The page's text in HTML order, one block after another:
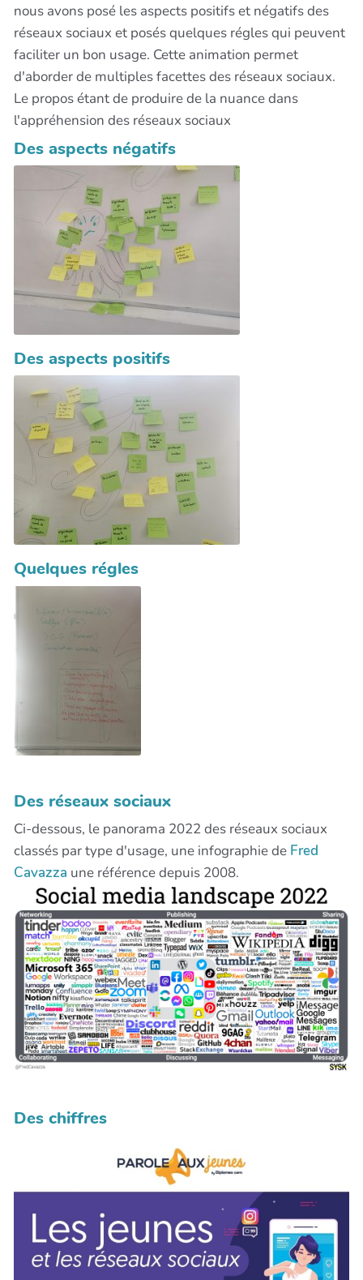
nous avons posé les aspects positifs et négatifs des
réseaux sociaux et posés quelques régles qui peuvent
faciliter un bon usage. Cette animation permet
d'aborder de multiples facettes des réseaux sociaux.
Le propos étant de produire de la nuance dans
l'appréhension des réseaux sociaux
Des aspects négatifs
Des aspects positifs
Quelques régles
Des réseaux sociaux
Ci-dessous, le panorama 2022 des réseaux sociaux
classés par type d'usage, une infographie de Fred
Cavazza une référence depuis 2008.
Des chiffres